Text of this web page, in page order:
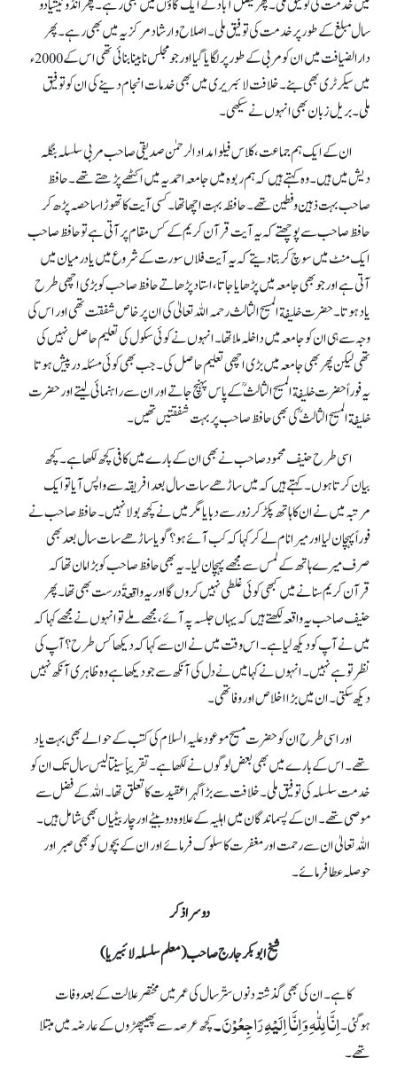
میں خدمت کی توفیق ملی۔ پھر فیصل آباد کے ایک گاؤں میں بھی رہے۔ پھر انڈونیشیا دو
سال مبلغ کے طور پر خدمت کی توفیق ملی۔ اصلاح و ارشاد مرکزیہ میں بھی رہے۔ پھر
دارالضیافت میں ان کو مربی کے طور پر لگایا گیا اور جو مجلس نابینا بنائی تھی اس کے 2000ء
میں سیکرٹری بھی بنے۔ خلافت لائبریری میں بھی خدمات انجام دینے کی ان کو توفیق
ملی۔ بریل زبان بھی انہوں نے سیکھی۔
ان کے ایک ہم جماعت، کلاس فیلو امداد الرحمٰن صدیقی صاحب مربی سلسلہ بنگلہ
دیش میں ہیں۔ وہ کہتے ہیں کہ ہم ربوہ میں جامعہ احمدیہ میں اکٹھے پڑھتے تھے۔ حافظ
صاحب بہت ذہین و فطین تھے۔ حافظہ بہت اچھا تھا۔ کسی آیت کا تھوڑا سا حصہ پڑھ کر
حافظ صاحب سے پوچھتے کہ یہ آیت قرآن کریم کے کس مقام پر آتی ہے تو حافظ صاحب
ایک منٹ میں سوچ کر بتا دیتے کہ یہ آیت فلاں سورت کے شروع میں یا درمیان میں
آتی ہے اور جو بھی جامعہ میں پڑھایا جاتا، استاد پڑھاتے حافظ صاحب کو بڑی اچھی طرح
یاد ہوتا۔ حضرت خلیفة المسیح الثالث رحمہ اللہ تعالیٰ کی ان پر خاص شفقت تھی اور اس کی
وجہ سے ہی ان کو جامعہ میں داخلہ ملا تھا۔ انہوں نے کوئی سکول کی تعلیم حاصل نہیں کی
تھی لیکن پھر بھی جامعہ میں بڑی اچھی تعلیم حاصل کی۔ جب بھی کوئی مسئلہ درپیش ہوتا
یہ فوراً حضرت خلیفة المسیح الثالثؒ کے پاس پہنچ جاتے اور ان سے راہنمائی لیتے اور حضرت
خلیفة المسیح الثالثؒ کی بھی حافظ صاحب پر بہت شفقتیں تھیں۔
اسی طرح حنیف محمود صاحب نے بھی ان کے بارے میں کافی کچھ لکھا ہے۔ کچھ
بیان کرتا ہوں۔ کہتے ہیں کہ میں ساڑھے سات سال بعد افریقہ سے واپس آیا تو ایک
مرتبہ میں نے ان کا ہاتھ پکڑ کر زور سے دبایا مگر میں نےکچھ بولا نہیں۔ حافظ صاحب نے
فوراً پہچان لیا اور میرا نام لے کر کہا کہ کب آئے ہو؟ گویا ساڑھے سات سال بعد بھی
صرف میرے ہاتھ کے لمس سے مجھے پہچان لیا۔ یہ بھی حافظ صاحب کو بڑا مان تھا کہ
قرآن کریم سنانے میں کبھی کوئی غلطی نہیں کروں گا اور یہ واقعةً درست بھی تھا۔ پھر
حنیف صاحب یہ واقعہ لکھتے ہیں کہ یہاں جلسہ پہ آئے، مجھے ملے تو انہوں نے مجھے کہا کہ
میں نے آپ کو دیکھ لیا ہے۔ اس وقت میں نے ان سے کہا کہ دیکھا کس طرح؟ آپ کی
نظر تو ہے نہیں۔ انہوں نے کہا میں نے دل کی آنکھ سے جو دیکھا ہے وہ ظاہری آنکھ نہیں
دیکھ سکتی۔ ان میں بڑا اخلاص اور وفا تھی۔
اور اسی طرح ان کو حضرت مسیح موعود علیہ السلام کی کتب کے حوالے بھی بہت یاد
تھے۔ اس کے بارے میں بھی بعض لوگوں نے لکھا ہے۔ تقریباً سینتالیس سال تک ان کو
خدمت سلسلہ کی توفیق ملی۔ خلافت سے بڑا گہرا عقیدت کا تعلق تھا۔ اللہ کے فضل سے
موصی تھے۔ ان کے پسماندگان میں اہلیہ کے علاوہ دو بیٹے اور چار بیٹیاں بھی شامل ہیں۔
اللہ تعالیٰ ان سے رحمت اور مغفرت کا سلوک فرمائے اور ان کے بچوں کو بھی صبر اور
حوصلہ عطا فرمائے۔
دوسرا ذکر
شیخ ابوبکر جارج صاحب (معلم سلسلہ لائبیریا)
کا ہے۔ ان کی بھی گذشتہ دنوں ستّر سال کی عمر میں مختصر علالت کے بعد وفات
ہوگئی۔اِنَّا لِلّٰہِ وَاِنَّا اِلَیْہِ رَاجِعُوْنَ۔کچھ عرصہ سے پھیپھڑوں کے عارضہ میں مبتلا
تھے۔